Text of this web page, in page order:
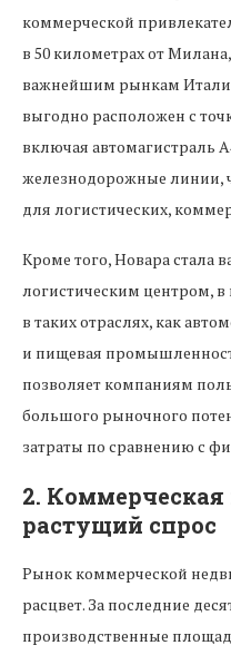
коммерческой
в 50 километрах от
важнейшим рынкам
выгодно расположен с
включая автомагистраль
железнодорожные линии,
для логистических,
Кроме того, Новара
логистическим центром,
в таких отраслях, как
и пищевая
позволяет компаниям
большого рыночного
затраты по сравнению с
2.
растущий спрос
Рынок коммерческой
расцвет. За последние
производственные